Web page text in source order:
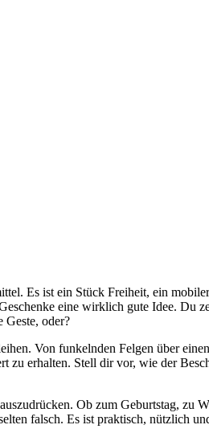
Es ist ein Stück Freiheit, ein
eine wirklich gute Idee. Du
Geste, oder?
Von funkelnden Felgen über
zu erhalten. Stell dir vor, wie der
Ob zum Geburtstag, zu
falsch. Es ist praktisch, nützlich